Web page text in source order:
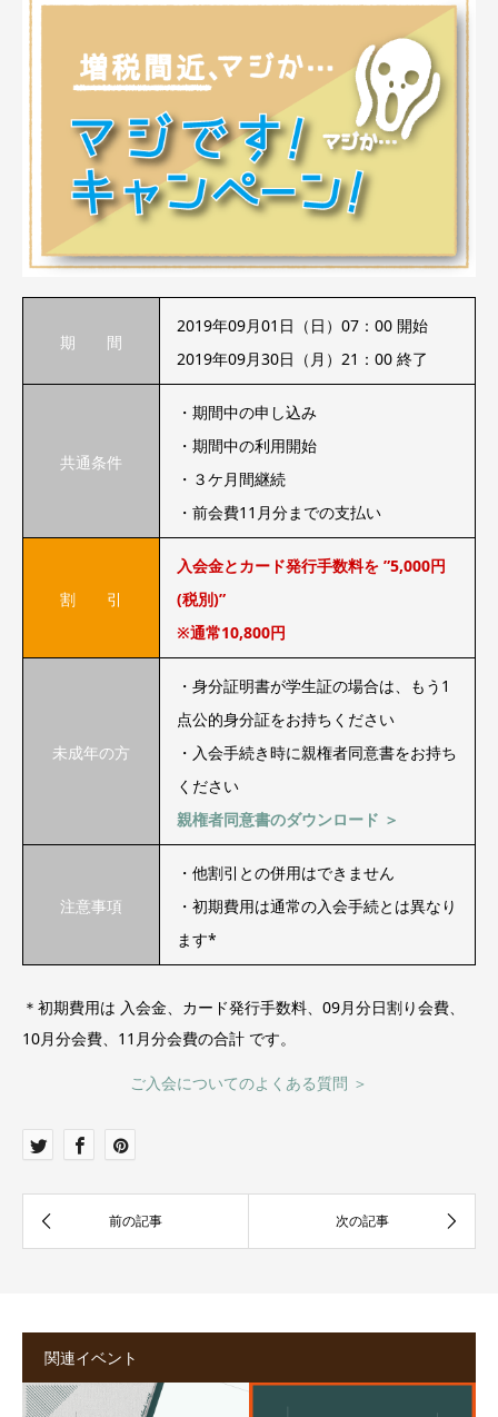
期 間
2019年09月01日（日）07：00 開始
2019年09月30日（月）21：00 終了
共通条件
・期間中の申し込み
・期間中の利用開始
・３ケ月間継続
・前会費11月分までの支払い
割 引
入会金とカード発行手数料を ”5,000円
(税別)”
※通常10,800円
未成年の方
・身分証明書が学生証の場合は、もう1
点公的身分証をお持ちください
・入会手続き時に親権者同意書をお持ち
ください
親権者同意書のダウンロード ＞
注意事項
・他割引との併用はできません
・初期費用は通常の入会手続とは異なり
ます*
＊初期費用は 入会金、カード発行手数料、09月分日割り会費、
10月分会費、11月分会費の合計 です。
ご入会についてのよくある質問 ＞
関連イベント